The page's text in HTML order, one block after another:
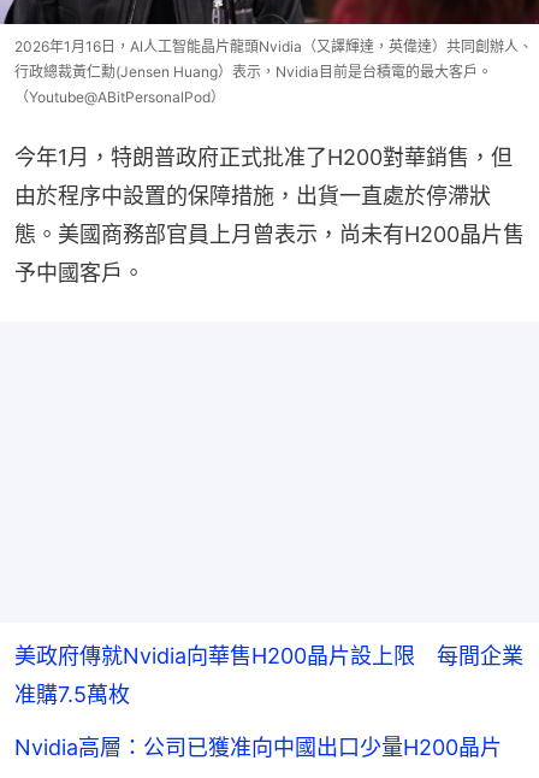
2026年1月16日，AI人工智能晶片龍頭Nvidia（又譯輝達，英偉達）共同創辦人、
行政總裁黃仁勳(Jensen Huang）表示，Nvidia目前是台積電的最大客戶。
（Youtube@ABitPersonalPod）
今年1月，特朗普政府正式批准了H200對華銷售，但
由於程序中設置的保障措施，出貨一直處於停滯狀
態。美國商務部官員上月曾表示，尚未有H200晶片售
予中國客戶。
美政府傳就Nvidia向華售H200晶片設上限 每間企業
准購7.5萬枚
Nvidia高層：公司已獲准向中國出口少量H200晶片